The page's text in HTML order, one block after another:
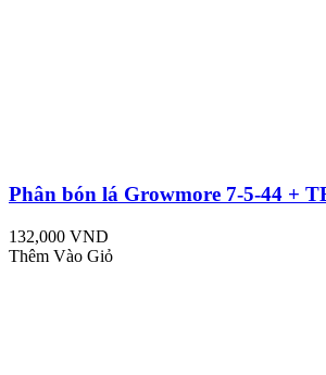
Phân bón lá Growmore 7-5-44 +
132,000 VND
Thêm Vào Giỏ